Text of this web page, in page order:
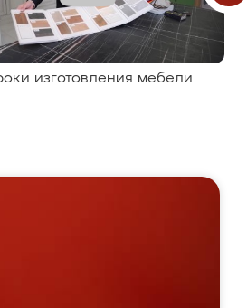
изготовления мебели